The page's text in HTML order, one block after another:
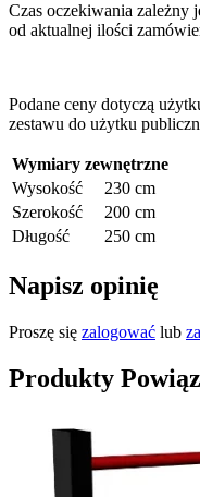
Czas oczekiwania zależny
od aktualnej ilości
Podane ceny dotyczą
zestawu do użytku
Wymiary zewnętrzne
Wysokość
230 cm
Szerokość
200 cm
Długość
250 cm
Napisz opinię
Proszę się zalogować lub
Produkty